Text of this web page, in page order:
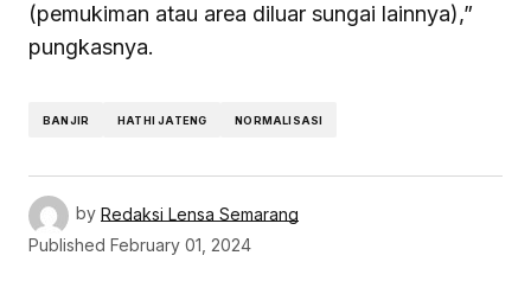
(pemukiman atau area diluar sungai lainnya),”
pungkasnya.
BANJIR HATHI JATENG NORMALISASI
by Redaksi Lensa Semarang
Published February 01, 2024